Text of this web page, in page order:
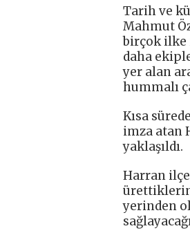
Tarih ve
Mahmut
birçok ilke
daha
yer alan
hummalı
Kısa
imza atan
yaklaşıldı.
Harran
yerinden